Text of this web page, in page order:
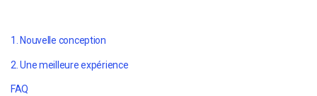
1. Nouvelle conception
2. Une meilleure expérience
FAQ